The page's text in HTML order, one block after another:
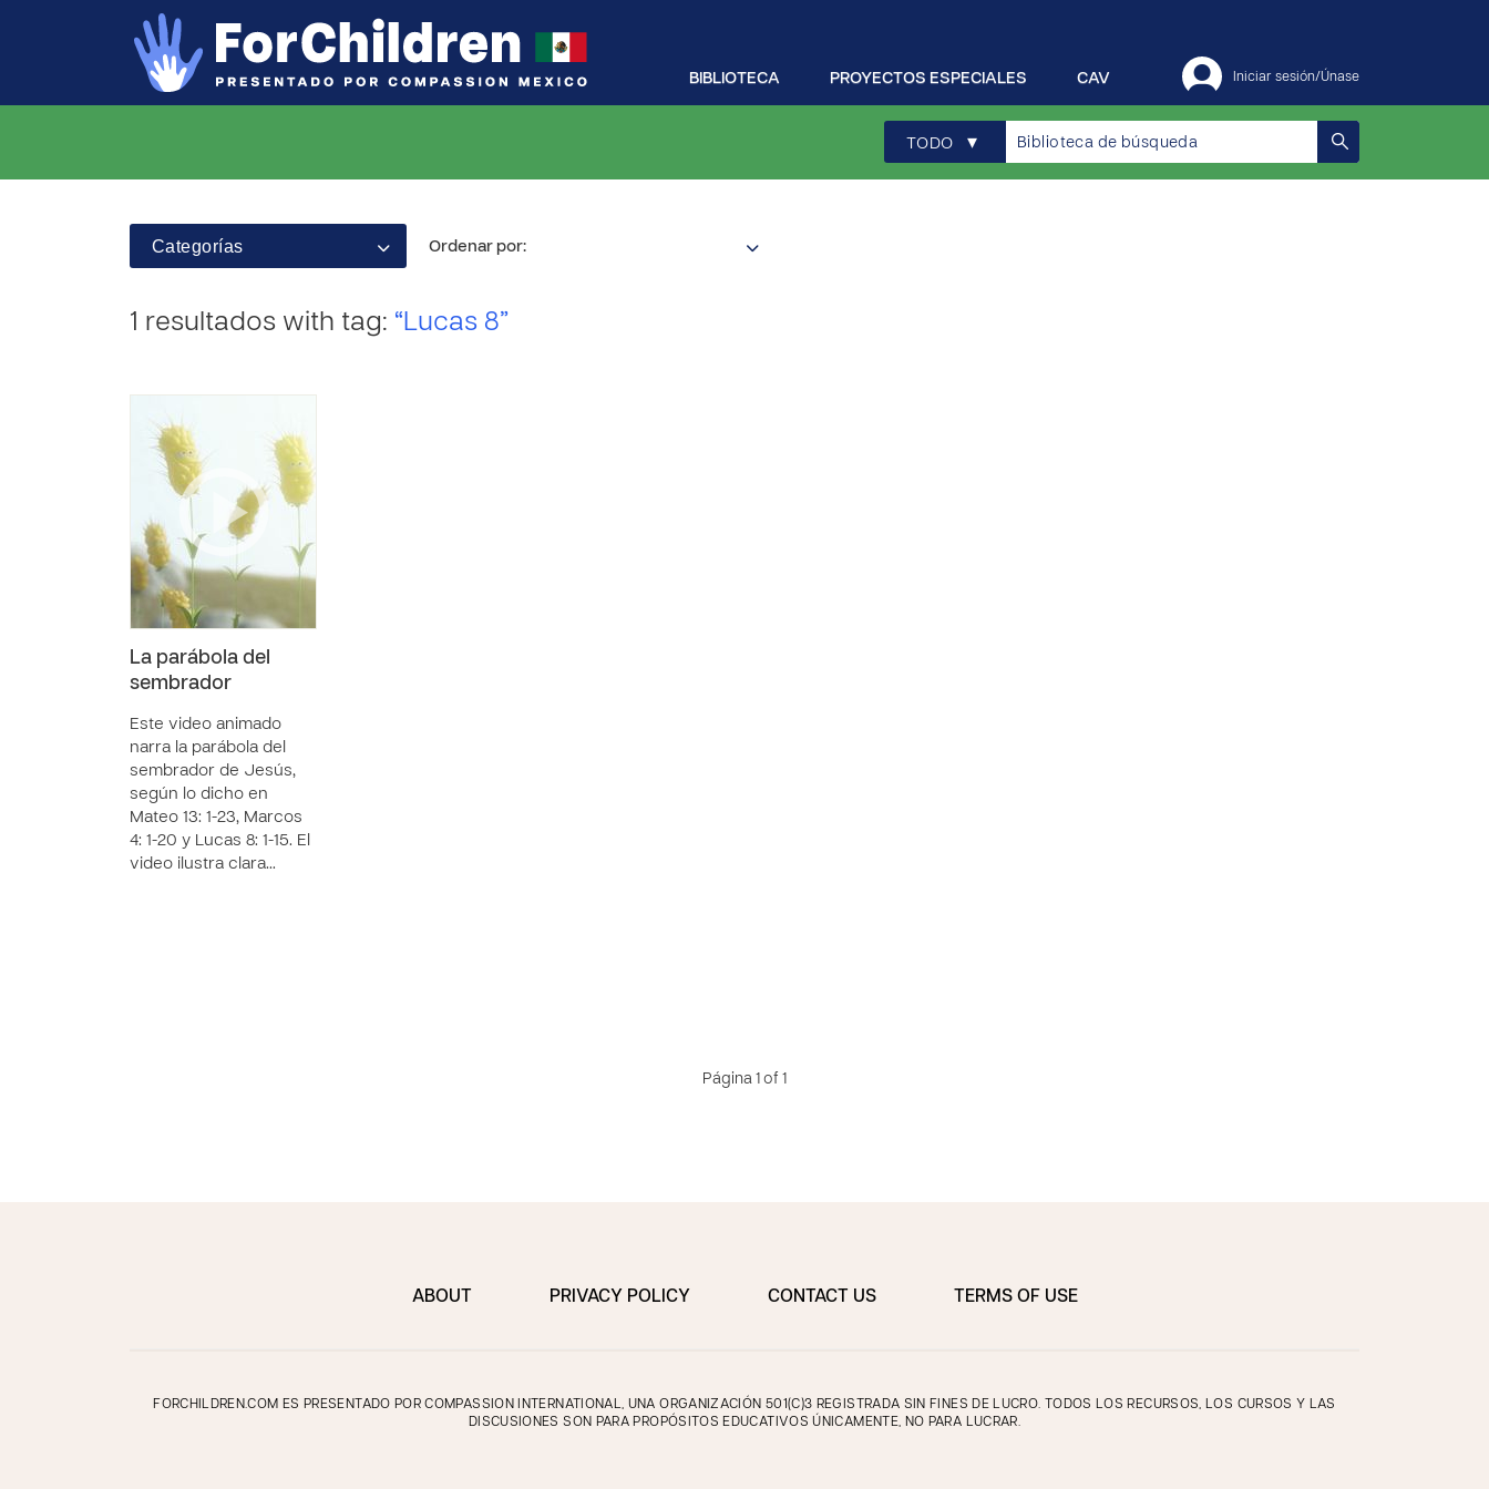
Iniciar sesión/Únase
CAV
PROYECTOS ESPECIALES
BIBLIOTECA
TODO ▾
Categorías Ordenar por:
1 resultados with tag: “Lucas 8”
La parábola del
sembrador
Este video animado
narra la parábola del
sembrador de Jesús,
según lo dicho en
Mateo 13: 1-23, Marcos
4: 1-20 y Lucas 8: 1-15. El
video ilustra clara…
Página 1 of 1
ABOUT PRIVACY POLICY CONTACT US TERMS OF USE
FORCHILDREN.COM ES PRESENTADO POR COMPASSION INTERNATIONAL, UNA ORGANIZACIÓN 501(C)3 REGISTRADA SIN FINES DE LUCRO. TODOS LOS RECURSOS, LOS CURSOS Y LAS
DISCUSIONES SON PARA PROPÓSITOS EDUCATIVOS ÚNICAMENTE, NO PARA LUCRAR.